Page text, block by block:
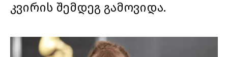
კვირის შემდეგ გამოვიდა.